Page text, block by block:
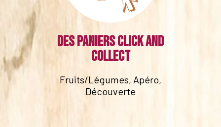
Des paniers click and
collect
Fruits/Légumes, Apéro,
Découverte